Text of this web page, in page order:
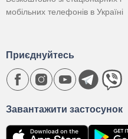
мобільних телефонів в Україні
Завантажити застосунок
Приєднуйтесь